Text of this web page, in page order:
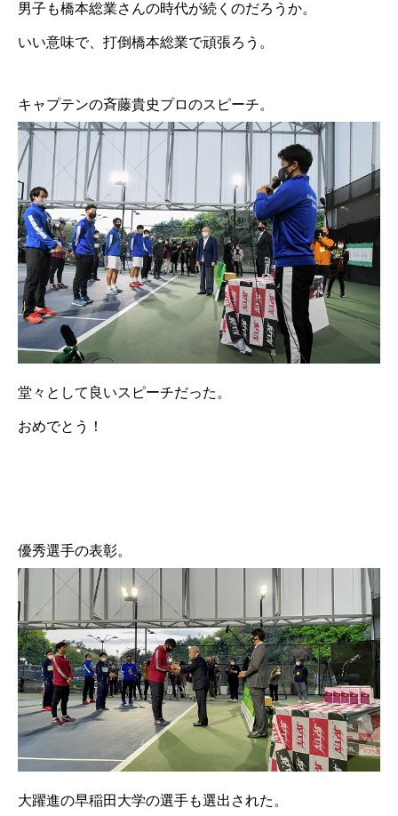
男子も橋本総業さんの時代が続くのだろうか。
いい意味で、打倒橋本総業で頑張ろう。
キャプテンの斉藤貴史プロのスピーチ。
堂々として良いスピーチだった。
おめでとう！
優秀選手の表彰。
大躍進の早稲田大学の選手も選出された。